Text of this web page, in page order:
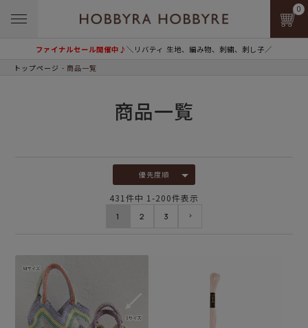
ファイナルセール開催中♪＼リバティ 生地、編み物、刺繍、刺し子／
0
トップページ 商品一覧
商品一覧
優先度順
431 件中 1 -200件表示
1 2 3